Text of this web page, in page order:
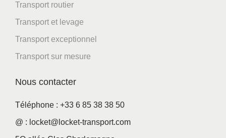
Transport routier
Transport et levage
Transport exceptionnel
Transport sur mesure
Nous contacter
Téléphone : +33 6 85 38 38 50
@ : locket@locket-transport.com